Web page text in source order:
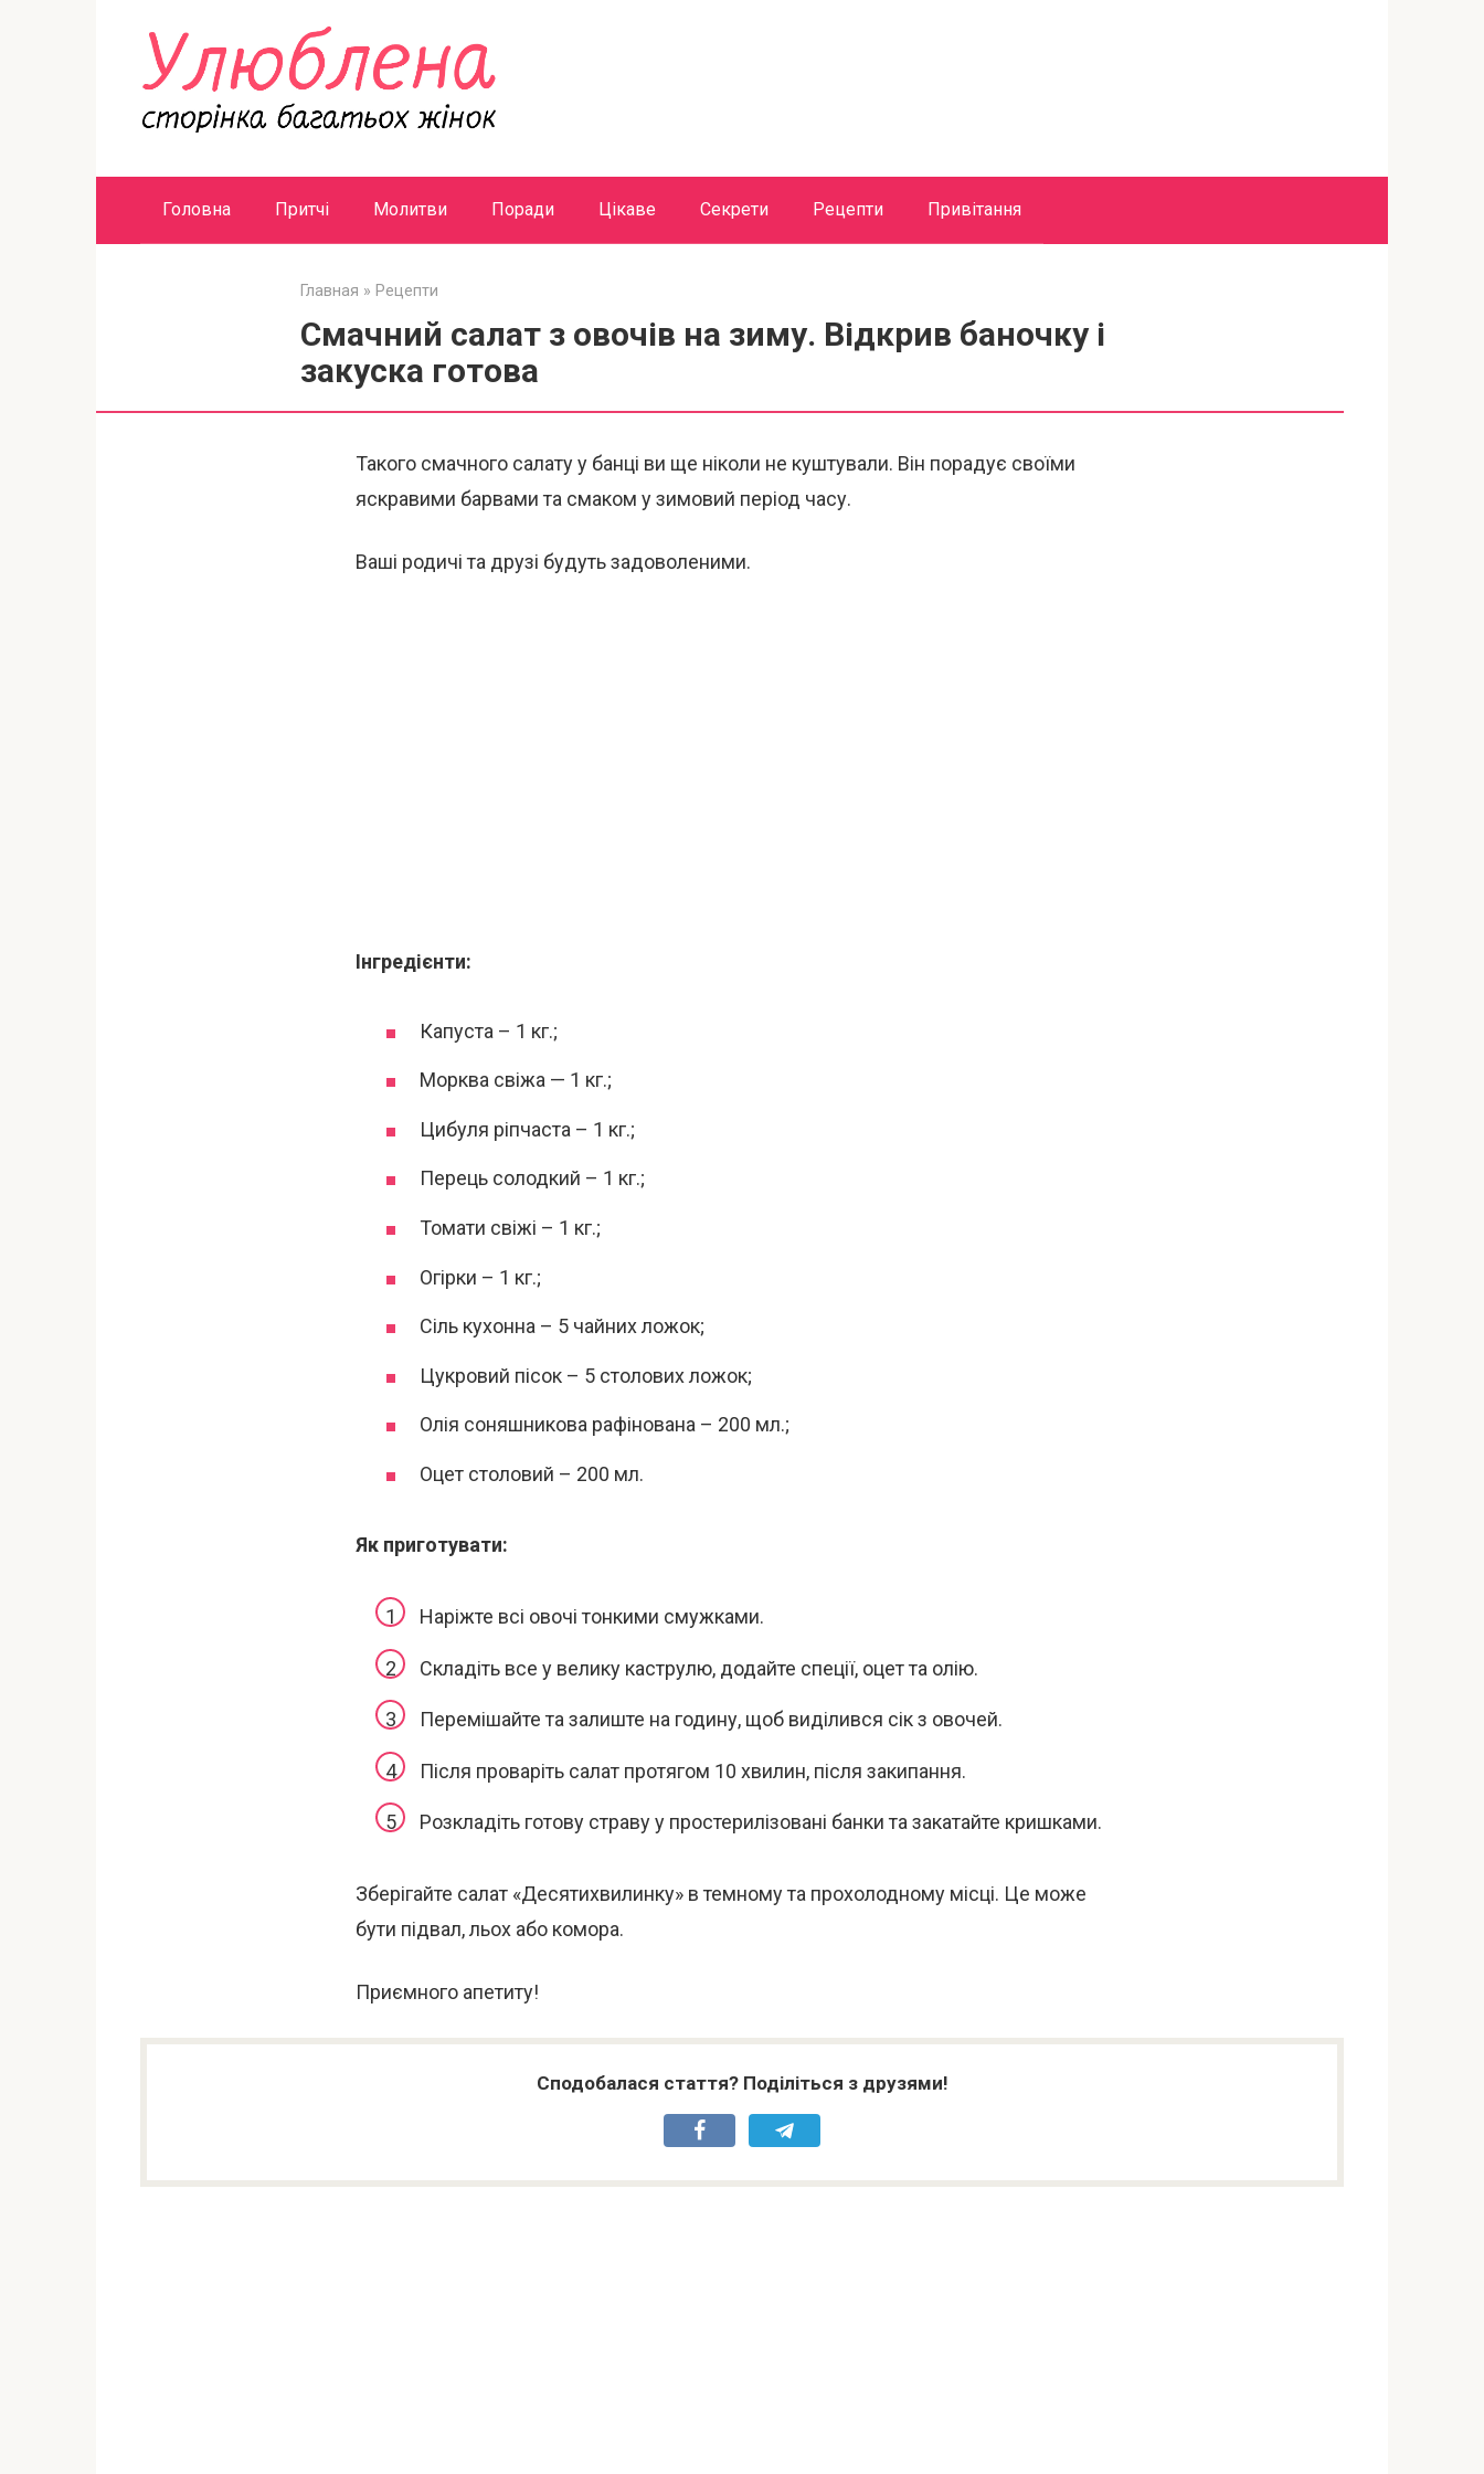
Головна Притчі Молитви Поради Цікаве Секрети Рецепти Привітання
Главная » Рецепти
Смачний салат з овочів на зиму. Відкрив баночку і
закуска готова
Такого смачного салату у банці ви ще ніколи не куштували. Він порадує своїми
яскравими барвами та смаком у зимовий період часу.
Ваші родичі та друзі будуть задоволеними.
Інгредієнти:
Капуста – 1 кг.;
Морква свіжа — 1 кг.;
Цибуля ріпчаста – 1 кг.;
Перець солодкий – 1 кг.;
Томати свіжі – 1 кг.;
Огірки – 1 кг.;
Сіль кухонна – 5 чайних ложок;
Цукровий пісок – 5 столових ложок;
Олія соняшникова рафінована – 200 мл.;
Оцет столовий – 200 мл.
Як приготувати:
Наріжте всі овочі тонкими смужками.
Складіть все у велику каструлю, додайте спеції, оцет та олію.
Перемішайте та залиште на годину, щоб виділився сік з овочей.
Після проваріть салат протягом 10 хвилин, після закипання.
Розкладіть готову страву у простерилізовані банки та закатайте кришками.
Зберігайте салат «Десятихвилинку» в темному та прохолодному місці. Це може
бути підвал, льох або комора.
Приємного апетиту!
Сподобалася стаття? Поділіться з друзями!